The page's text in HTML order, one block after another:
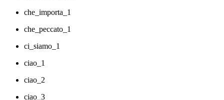
che_importa_1
che_peccato_1
ci_siamo_1
ciao_1
ciao_2
ciao_3